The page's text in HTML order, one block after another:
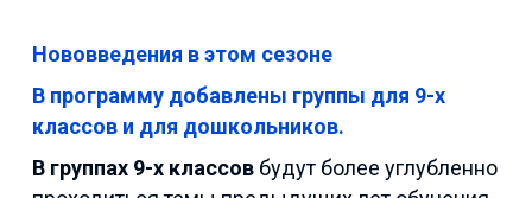
Нововведения в этом сезоне
В программу добавлены группы для 9-х
классов и для дошкольников.
В группах 9-х классов будут более углубленно